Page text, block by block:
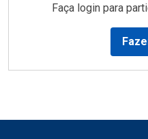
Faça login para